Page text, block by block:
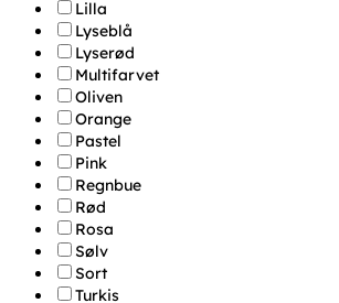
Lilla
Lyseblå
Lyserød
Multifarvet
Oliven
Orange
Pastel
Pink
Regnbue
Rød
Rosa
Sølv
Sort
Turkis